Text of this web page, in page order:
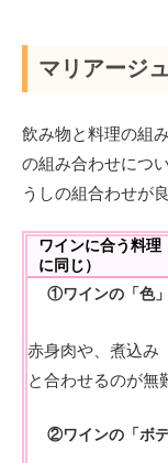
マリアージ
飲み物と料理の組
の組み合わせにつ
うしの組合わせが
ワインに合う料理
に同じ）
①ワインの「色
赤身肉や、煮込み
と合わせるのが無
②ワインの「ボ